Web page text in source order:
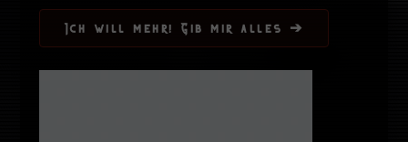
Ich will mehr! Gib mir alles ➔